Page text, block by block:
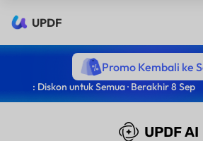
UPDF
Promo Kembali ke
: Diskon untuk Semua · Berakhir 8 Sep
UPDF AI